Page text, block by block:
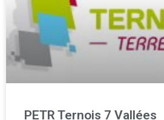
PETR Ternois 7 Vallées